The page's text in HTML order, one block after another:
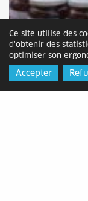
Ce site utilise des
d'obtenir des
optimiser son
Accepter